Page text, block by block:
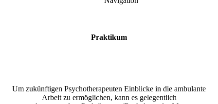
Praktikum
Um zukünftigen Psychotherapeuten Einblicke in die ambulante
Arbeit zu ermöglichen, kann es gelegentlich